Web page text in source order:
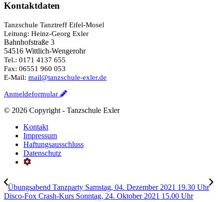
Kontaktdaten
Tanzschule Tanztreff Eifel-Mosel
Leitung: Heinz-Georg Exler
Bahnhofstraße 3
54516 Wittlich-Wengerohr
Tel.: 0171 4137 655
Fax: 06551 960 053
E-Mail: mail@tanzschule-exler.de
Anmeldeformular
© 2026 Copyright - Tanzschule Exler
Kontakt
Impressum
Haftungsausschluss
Datenschutz
Übungsabend Tanzparty Samstag, 04. Dezember 2021 19.30 Uhr
Disco-Fox Crash-Kurs Sonntag, 24. Oktober 2021 15.00 Uhr